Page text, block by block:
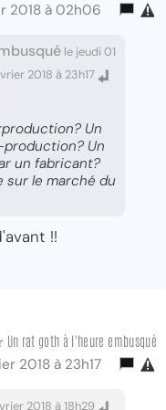
2018 à 02h06
le jeudi 01
2018 à 23h17
Un
Un
un fabricant?
sur le marché du
!!
Un rat goth à l'heure embusqué
2018 à 23h17
2018 à 18h29